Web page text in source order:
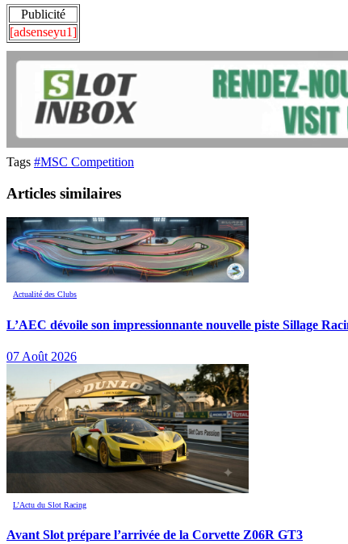
Publicité
[adsenseyu1]
Tags #MSC Competition
Articles similaires
Actualité des Clubs
L’AEC dévoile son impressionnante nouvelle piste Sillage
07 Août 2026
L’Actu du Slot Racing
Avant Slot prépare l’arrivée de la Corvette Z06R GT3